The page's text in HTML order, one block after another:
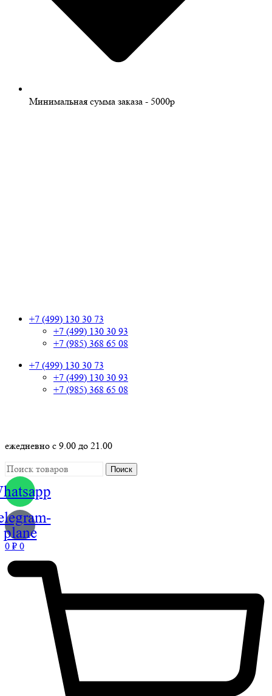
Минимальная сумма заказа - 5000р
+7 (499) 130 30 73
+7 (499) 130 30 93
+7 (985) 368 65 08
+7 (499) 130 30 73
+7 (499) 130 30 93
+7 (985) 368 65 08
ежедневно с 9.00 до 21.00
Поиск
plane
0 ₽ 0